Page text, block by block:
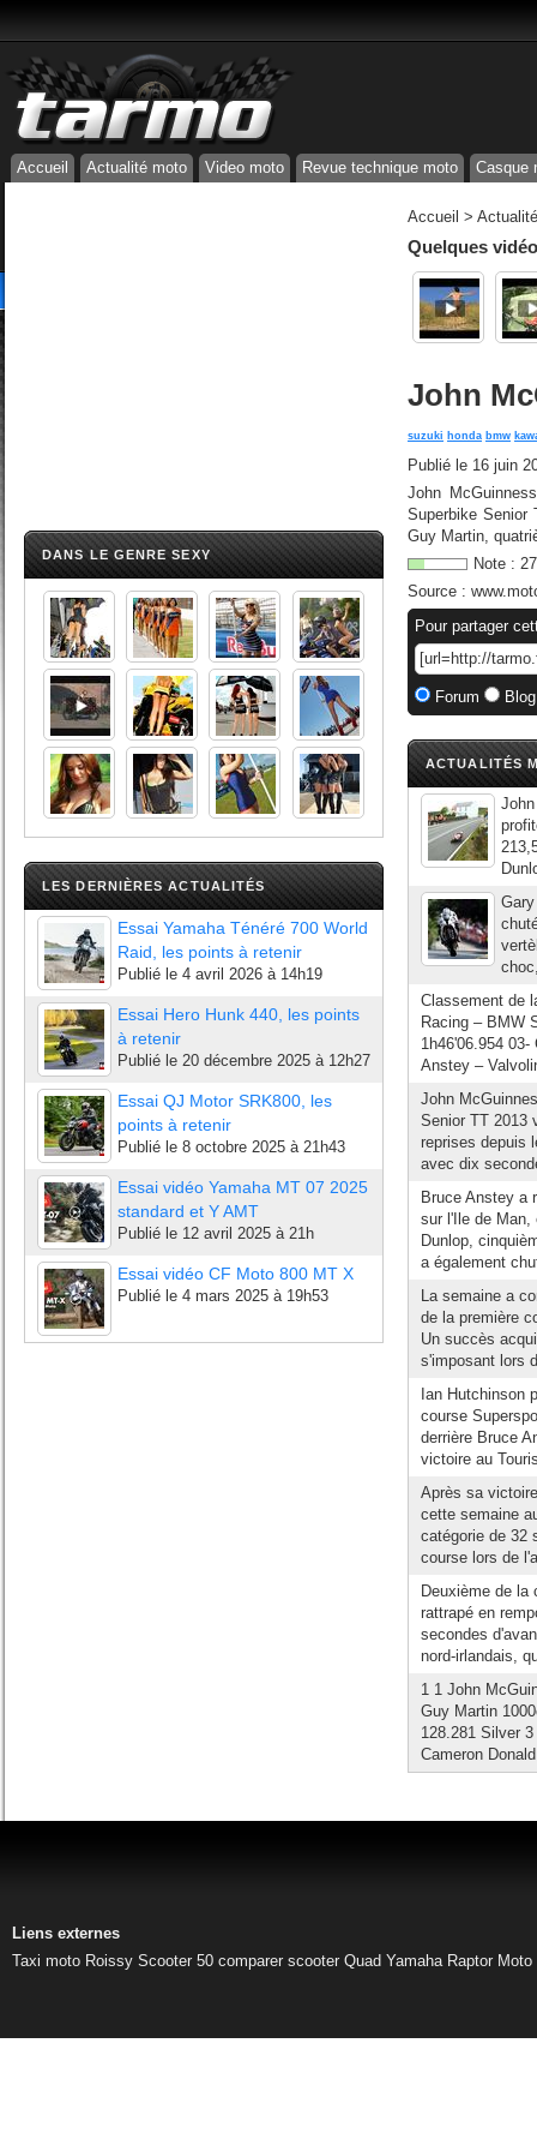
Accueil Actualité moto Video moto Revue technique moto Casque
DANS LE GENRE SEXY
LES DERNIÈRES ACTUALITÉS
Essai Yamaha Ténéré 700 World
Raid, les points à retenir
Publié le 4 avril 2026 à 14h19
Essai Hero Hunk 440, les points
à retenir
Publié le 20 décembre 2025 à 12h27
Essai QJ Motor SRK800, les
points à retenir
Publié le 8 octobre 2025 à 21h43
Essai vidéo Yamaha MT 07 2025
standard et Y AMT
Publié le 12 avril 2025 à 21h
Essai vidéo CF Moto 800 MT X
Publié le 4 mars 2025 à 19h53
Accueil >
Quelques
John
suzuki honda bmw
Publié le 16 juin
John
Superbike
Guy Martin,
Note : 27
Source :
Pour partager
Forum
ACTUALITÉS
Classement de
Racing – BMW
1h46'06.954
Anstey –
John
Senior TT 2013
reprises depuis
avec dix
Bruce Anstey a
sur l'Ile de Man,
Dunlop,
a également
La semaine a
de la première
Un succès
s'imposant lors
Ian Hutchinson
course
derrière Bruce
victoire au
Après sa
cette semaine
catégorie de 32
course lors de
Deuxième de la
rattrapé en
secondes
nord-irlandais,
1 1 John
Guy Martin
128.281 Silver
Cameron
Liens externes
Taxi moto Roissy Scooter 50 comparer scooter Quad Yamaha Raptor